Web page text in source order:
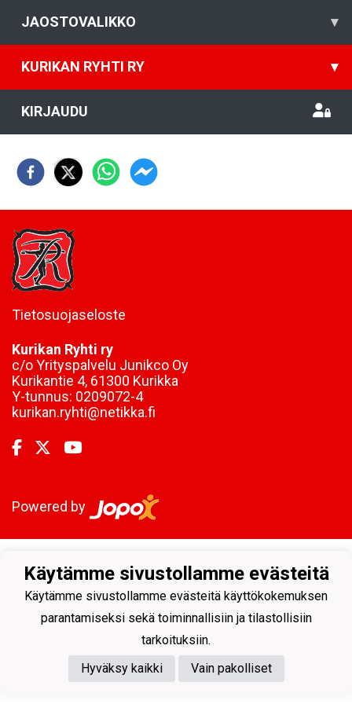
JAOSTOVALIKKO ▾
KURIKAN RYHTI RY ▾
KIRJAUDU
Tietosuojaseloste
Kurikan Ryhti ry
c/o Yrityspalvelu Junikco Oy
Kurikantie 4, 61300 Kurikka
Y-tunnus: 0209072-4
kurikan.ryhti@netikka.fi
Powered by
Käytämme sivustollamme evästeitä
Käytämme sivustollamme evästeitä käyttökokemuksen
parantamiseksi sekä toiminnallisiin ja tilastollisiin
tarkoituksiin.
Hyväksy kaikki
Vain pakolliset